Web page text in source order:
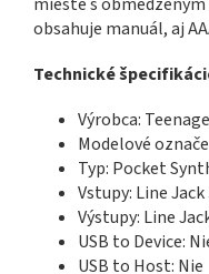
obsahuje manuál, aj
Technické
Výrobca:
Modelové
Typ: Pocket
Vstupy: Line
Výstupy: Line
USB to Device:
USB to Host: Nie